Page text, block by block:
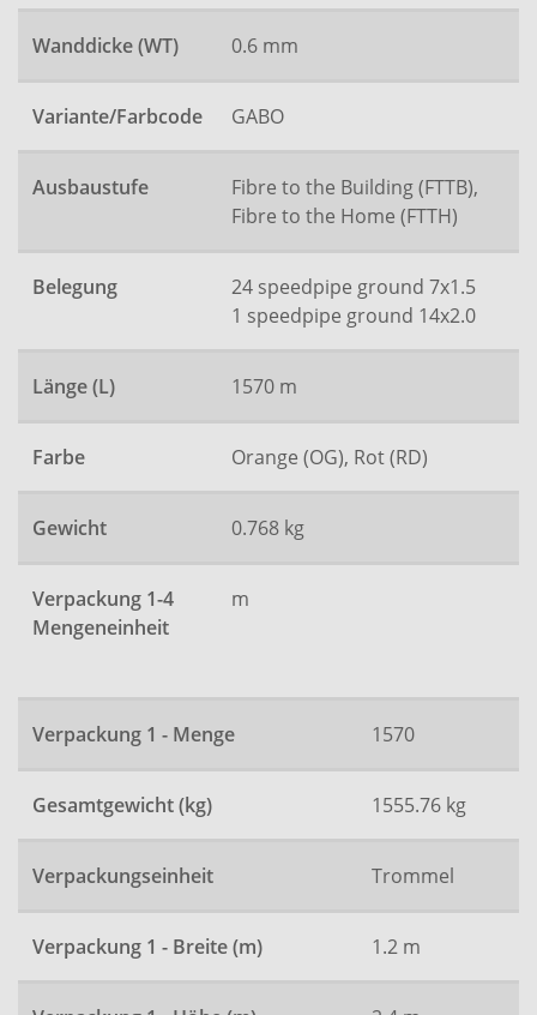
Wanddicke (WT) 0.6 mm
Variante/Farbcode GABO
Ausbaustufe
Fibre to the Building (FTTB),
Fibre to the Home (FTTH)
Belegung
24 speedpipe ground 7x1.5
1 speedpipe ground 14x2.0
Länge (L) 1570 m
Farbe Orange (OG), Rot (RD)
Gewicht 0.768 kg
Verpackung 1-4
Mengeneinheit
m
Verpackung 1 - Menge 1570
Gesamtgewicht (kg) 1555.76 kg
Verpackungseinheit Trommel
Verpackung 1 - Breite (m) 1.2 m